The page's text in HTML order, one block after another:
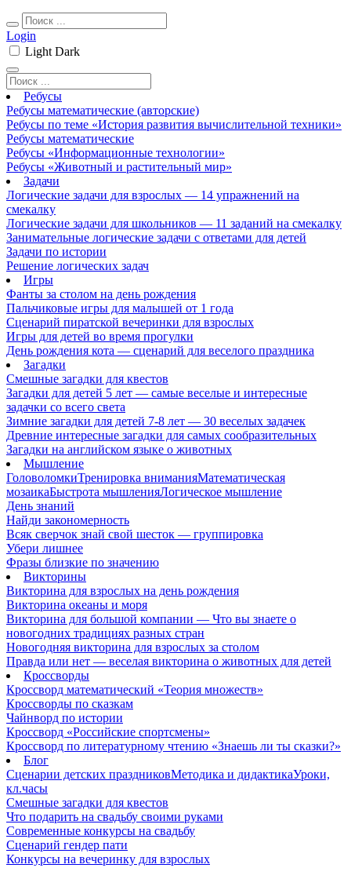
Login
Light Dark
Ребусы
Ребусы математические (авторские)
Ребусы по теме «История развития вычислительной техники»
Ребусы математические
Ребусы «Информационные технологии»
Ребусы «Животный и растительный мир»
Задачи
Логические задачи для взрослых — 14 упражнений на
смекалку
Логические задачи для школьников — 11 заданий на смекалку
Занимательные логические задачи с ответами для детей
Задачи по истории
Решение логических задач
Игры
Фанты за столом на день рождения
Пальчиковые игры для малышей от 1 года
Сценарий пиратской вечеринки для взрослых
Игры для детей во время прогулки
День рождения кота — сценарий для веселого праздника
Загадки
Смешные загадки для квестов
Загадки для детей 5 лет — самые веселые и интересные
задачки со всего света
Зимние загадки для детей 7-8 лет — 30 веселых задачек
Древние интересные загадки для самых сообразительных
Загадки на английском языке о животных
Мышление
ГоловоломкиТренировка вниманияМатематическая
мозаикаБыстрота мышленияЛогическое мышление
День знаний
Найди закономерность
Всяк сверчок знай свой шесток — группировка
Убери лишнее
Фразы близкие по значению
Викторины
Викторина для взрослых на день рождения
Викторина океаны и моря
Викторина для большой компании — Что вы знаете о
новогодних традициях разных стран
Новогодняя викторина для взрослых за столом
Правда или нет — веселая викторина о животных для детей
Кроссворды
Кроссворд математический «Теория множеств»
Кроссворды по сказкам
Чайнворд по истории
Кроссворд «Российские спортсмены»
Кроссворд по литературному чтению «Знаешь ли ты сказки?»
Блог
Сценарии детских праздниковМетодика и дидактикаУроки,
кл.часы
Смешные загадки для квестов
Что подарить на свадьбу своими руками
Современные конкурсы на свадьбу
Сценарий гендер пати
Конкурсы на вечеринку для взрослых